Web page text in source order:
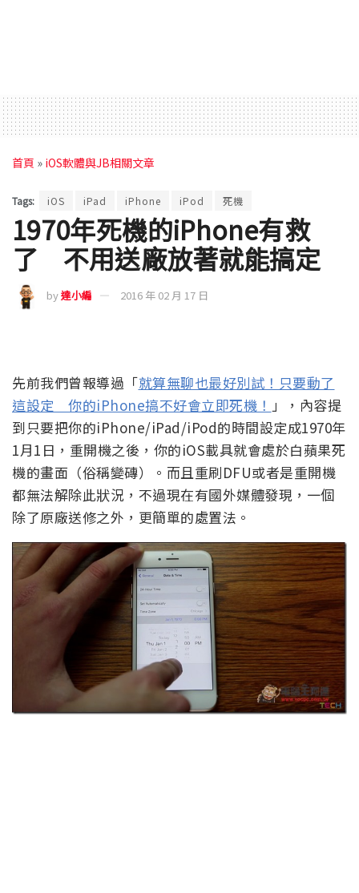
首頁 » iOS軟體與JB相關文章
Tags: iOS iPad iPhone iPod 死機
1970年死機的iPhone有救
了 不用送廠放著就能搞定
by達小編 2016 年 02 月 17 日
先前我們曾報導過「就算無聊也最好別試！只要動了
這設定 你的iPhone搞不好會立即死機！ 」，內容提
到只要把你的iPhone/iPad/iPod的時間設定成1970年
1月1日，重開機之後，你的iOS載具就會處於白蘋果死
機的畫面（俗稱變磚）。而且重刷DFU或者是重開機
都無法解除此狀況，不過現在有國外媒體發現，一個
除了原廠送修之外，更簡單的處置法。